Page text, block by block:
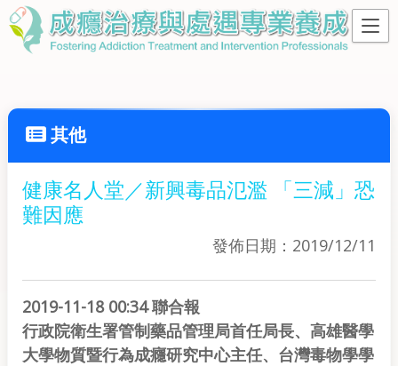
其他
健康名人堂／新興毒品氾濫 「三減」恐
難因應
發佈日期：2019/12/11
2019-11-18 00:34 聯合報
行政院衛生署管制藥品管理局首任局長、高雄醫學
大學物質暨行為成癮研究中心主任、台灣毒物學學